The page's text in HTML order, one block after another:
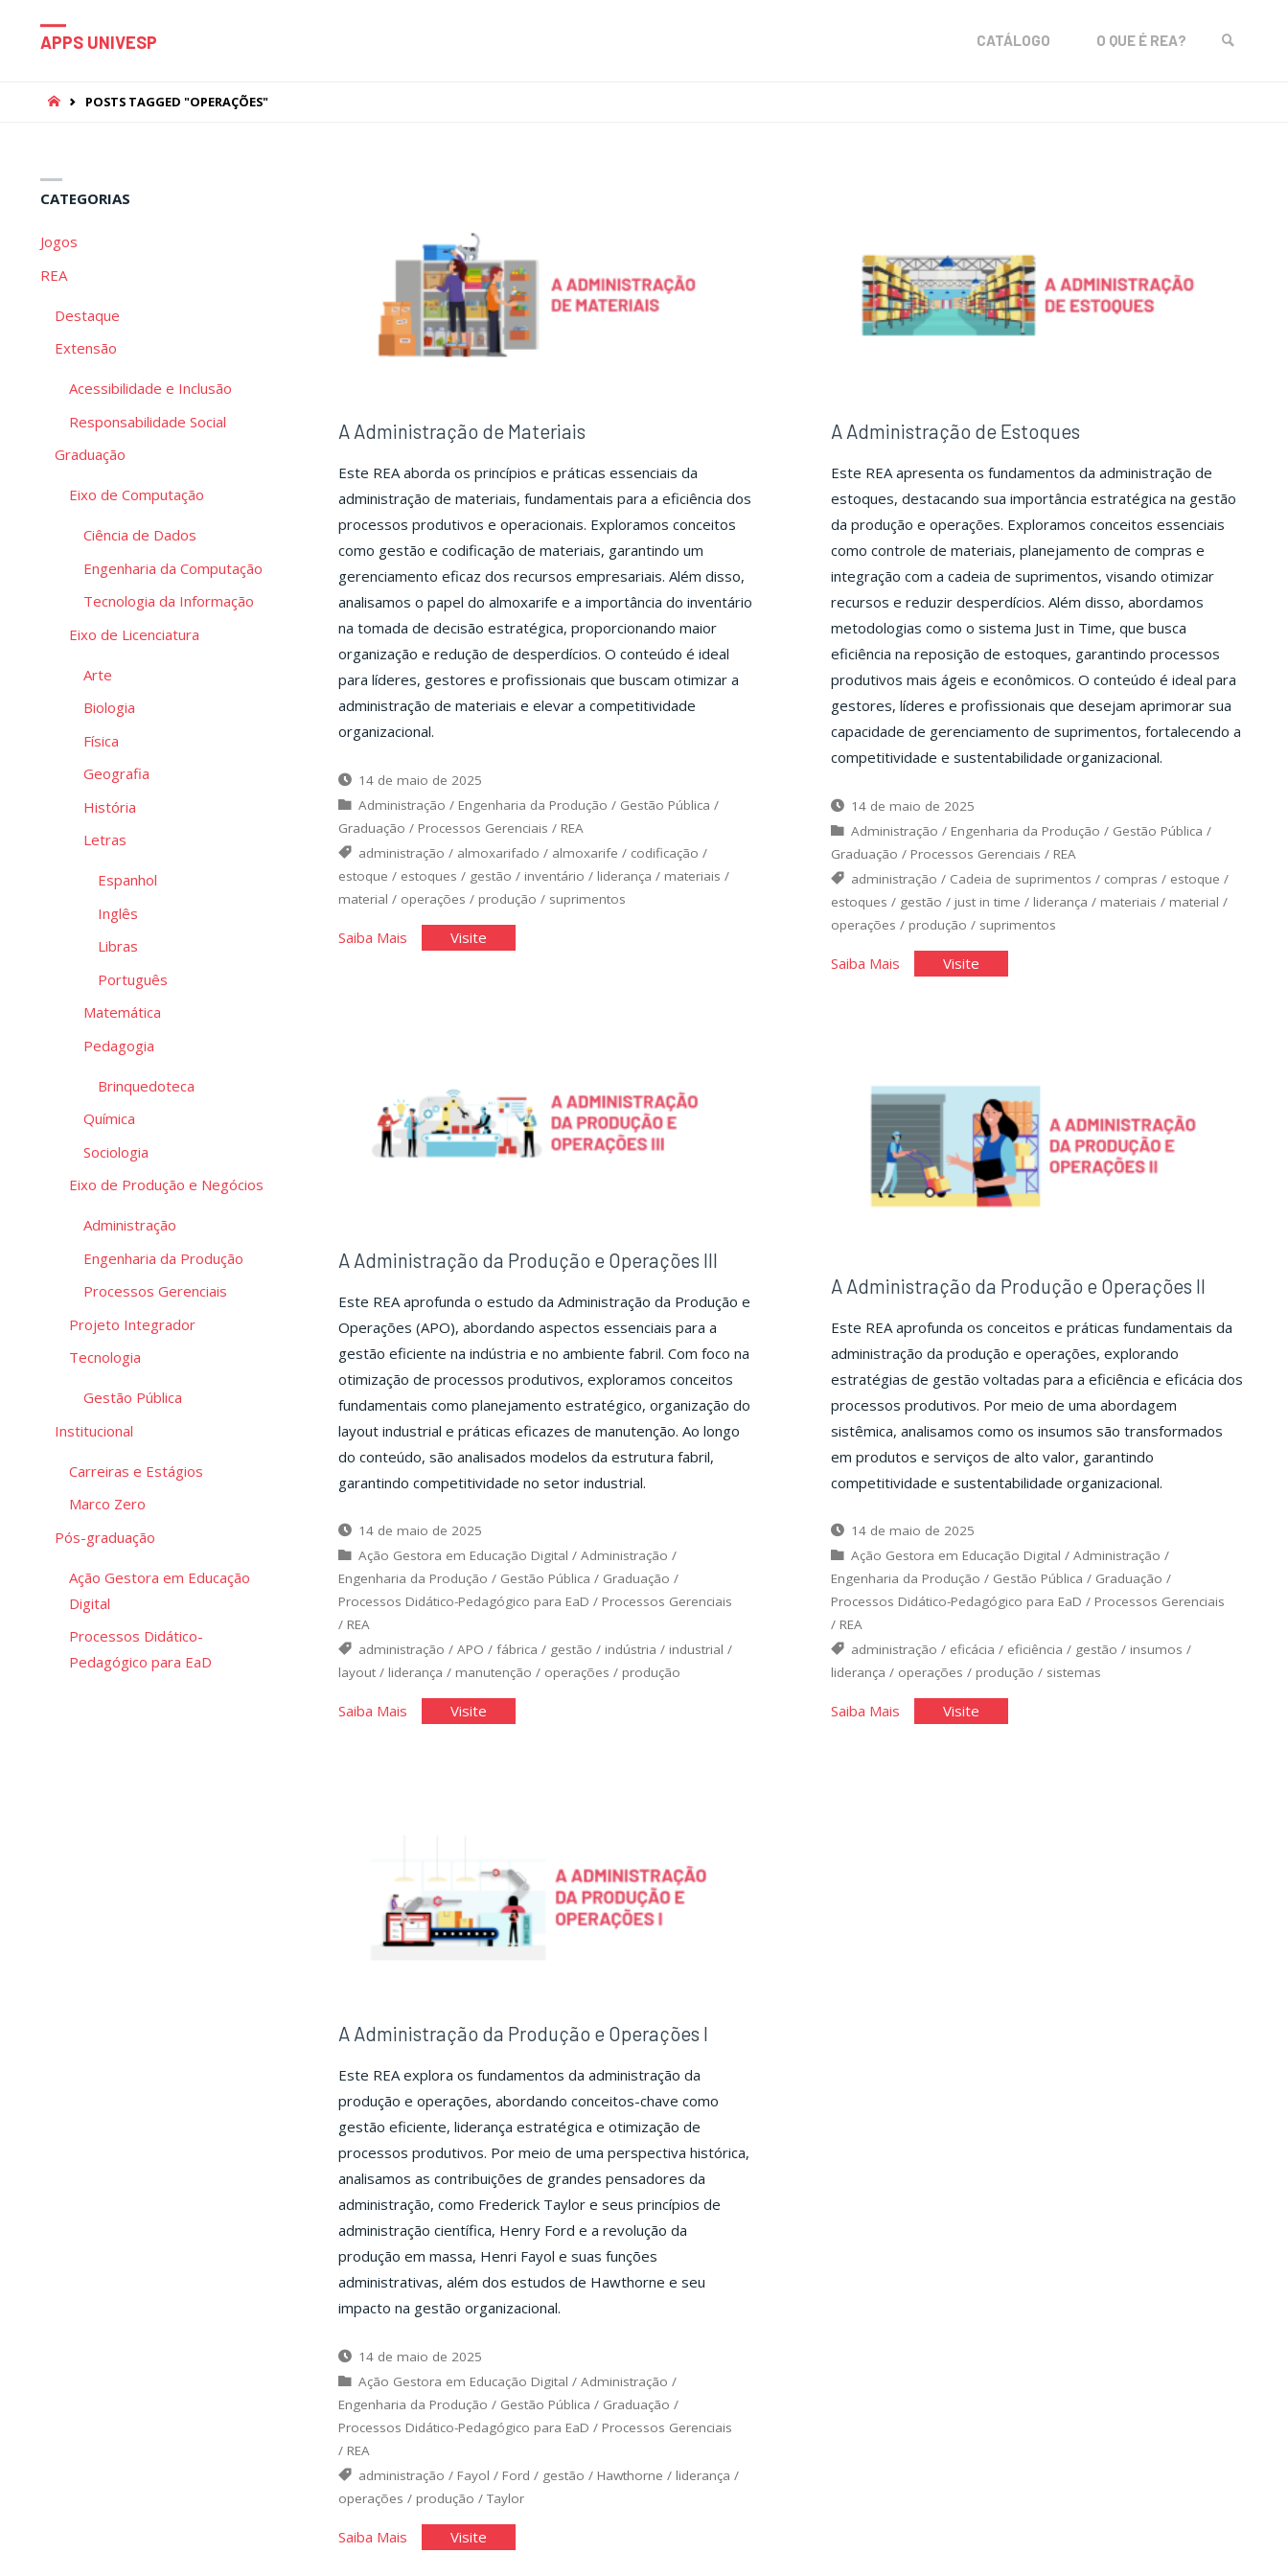
APPS UNIVESP CATÁLOGO O QUE É REA?
HOMEPOSTS TAGGED "OPERAÇÕES"
A Administração de Materiais
Este REA aborda os princípios e práticas essenciais da
administração de materiais, fundamentais para a eficiência dos
processos produtivos e operacionais. Exploramos conceitos
como gestão e codificação de materiais, garantindo um
gerenciamento eficaz dos recursos empresariais. Além disso,
analisamos o papel do almoxarife e a importância do inventário
na tomada de decisão estratégica, proporcionando maior
organização e redução de desperdícios. O conteúdo é ideal
para líderes, gestores e profissionais que buscam otimizar a
administração de materiais e elevar a competitividade
organizacional.
14 de maio de 2025
Administração / Engenharia da Produção / Gestão Pública /
Graduação / Processos Gerenciais / REA
administração / almoxarifado / almoxarife / codificação /
estoque / estoques / gestão / inventário / liderança / materiais /
material / operações / produção / suprimentos
Saiba Mais"A
Visite"A
A Administração de Estoques
Este REA apresenta os fundamentos da administração de
estoques, destacando sua importância estratégica na gestão
da produção e operações. Exploramos conceitos essenciais
como controle de materiais, planejamento de compras e
integração com a cadeia de suprimentos, visando otimizar
recursos e reduzir desperdícios. Além disso, abordamos
metodologias como o sistema Just in Time, que busca
eficiência na reposição de estoques, garantindo processos
produtivos mais ágeis e econômicos. O conteúdo é ideal para
gestores, líderes e profissionais que desejam aprimorar sua
capacidade de gerenciamento de suprimentos, fortalecendo a
competitividade e sustentabilidade organizacional.
14 de maio de 2025
Administração / Engenharia da Produção / Gestão Pública /
Graduação / Processos Gerenciais / REA
administração / Cadeia de suprimentos / compras / estoque /
estoques / gestão / just in time / liderança / materiais / material /
operações / produção / suprimentos
Saiba Mais"A
Visite"A
A Administração da Produção e Operações III
Este REA aprofunda o estudo da Administração da Produção e
Operações (APO), abordando aspectos essenciais para a
gestão eficiente na indústria e no ambiente fabril. Com foco na
otimização de processos produtivos, exploramos conceitos
fundamentais como planejamento estratégico, organização do
layout industrial e práticas eficazes de manutenção. Ao longo
do conteúdo, são analisados modelos da estrutura fabril,
garantindo competitividade no setor industrial.
14 de maio de 2025
Ação Gestora em Educação Digital /Administração /
Engenharia da Produção / Gestão Pública / Graduação /
Processos Didático-Pedagógico para EaD / Processos Gerenciais
/ REA
administração /APO /fábrica / gestão / indústria / industrial /
layout/ liderança / manutenção / operações / produção
Saiba Mais"A
Visite"A
III"
A Administração da Produção e Operações II
Este REA aprofunda os conceitos e práticas fundamentais da
administração da produção e operações, explorando
estratégias de gestão voltadas para a eficiência e eficácia dos
processos produtivos. Por meio de uma abordagem
sistêmica, analisamos como os insumos são transformados
em produtos e serviços de alto valor, garantindo
competitividade e sustentabilidade organizacional.
14 de maio de 2025
Ação Gestora em Educação Digital /Administração /
Engenharia da Produção / Gestão Pública / Graduação /
Processos Didático-Pedagógico para EaD / Processos Gerenciais
/ REA
administração / eficácia / eficiência / gestão / insumos /
liderança / operações / produção / sistemas
Saiba Mais"A
Visite"A
A Administração da Produção e Operações I
Este REA explora os fundamentos da administração da
produção e operações, abordando conceitos-chave como
gestão eficiente, liderança estratégica e otimização de
processos produtivos. Por meio de uma perspectiva histórica,
analisamos as contribuições de grandes pensadores da
administração, como Frederick Taylor e seus princípios de
administração científica, Henry Ford e a revolução da
produção em massa, Henri Fayol e suas funções
administrativas, além dos estudos de Hawthorne e seu
impacto na gestão organizacional.
14 de maio de 2025
Ação Gestora em Educação Digital /Administração /
Engenharia da Produção / Gestão Pública / Graduação /
Processos Didático-Pedagógico para EaD / Processos Gerenciais
/ REA
administração / Fayol / Ford / gestão / Hawthorne / liderança /
operações / produção /Taylor
Saiba Mais"A
Visite"A
CATEGORIAS
Jogos
REA
Destaque
Extensão
Acessibilidade e Inclusão
Responsabilidade Social
Graduação
Eixo de Computação
Ciência de Dados
Engenharia da Computação
Tecnologia da Informação
Eixo de Licenciatura
Arte
Biologia
Física
Geografia
História
Letras
Espanhol
Inglês
Libras
Português
Matemática
Pedagogia
Brinquedoteca
Química
Sociologia
Eixo de Produção e Negócios
Administração
Engenharia da Produção
Processos Gerenciais
Projeto Integrador
Tecnologia
Gestão Pública
Institucional
Carreiras e Estágios
Marco Zero
Pós-graduação
Ação Gestora em Educação
Digital
Processos Didático-
Pedagógico para EaD